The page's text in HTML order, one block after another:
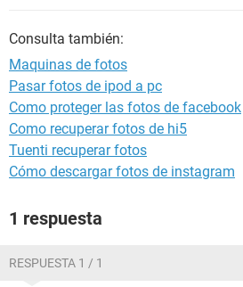
Consulta también:
Maquinas de fotos
Pasar fotos de ipod a pc
Como proteger las fotos de facebook
Como recuperar fotos de hi5
Tuenti recuperar fotos
Cómo descargar fotos de instagram
1 respuesta
RESPUESTA 1 / 1